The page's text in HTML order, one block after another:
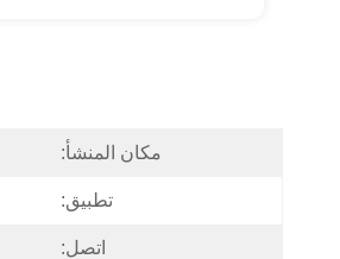
مكان المنشأ:
تطبيق:
اتصل: